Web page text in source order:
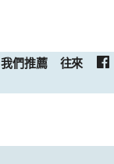
我們推薦 往來